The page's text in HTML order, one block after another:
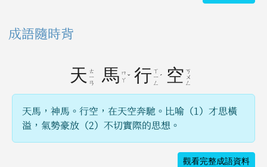
成語隨時背
天 ㄊ
ㄧ
ㄢ
馬 ㄇ
ㄚ ˇ 行 ㄒ
ㄧ
ㄥ
ˊ 空 ㄎ
ㄨ
ㄥ
天馬，神馬。行空，在天空奔馳。比喻（1）才思橫
溢，氣勢豪放（2）不切實際的思想。
觀看完整成語資料